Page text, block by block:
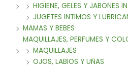
HIGIENE, GELES Y JABONES
JUGETES INTIMOS Y
MAMAS Y BEBES
MAQUILLAJES, PERFUMES Y
MAQUILLAJES
OJOS, LABIOS Y UÑAS